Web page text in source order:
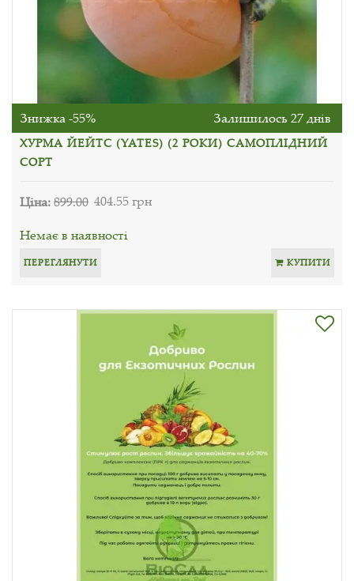
Знижка -55% Залишилось 27 днів
ХУРМА ЙЕЙТС (YATES) (2 РОКИ) САМОПЛІДНИЙ
СОРТ
Ціна:899.00 404.55 грн
Немає в наявності
ПЕРЕГЛЯНУТИ КУПИТИ